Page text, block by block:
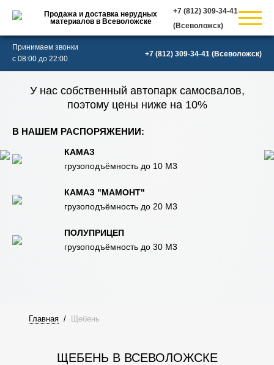
Продажа и доставка нерудных
материалов в Всеволожске
(Всеволожск)
Принимаем звонки
с 08:00 до 22:00
(Всеволожск)
В НАШЕМ РАСПОРЯЖЕНИИ:
КАМАЗ
грузоподъёмность до 10 М3
КАМАЗ "МАМОНТ"
грузоподъёмность до 20 М3
ПОЛУПРИЦЕП
грузоподъёмность до 30 М3
У нас собственный автопарк самосвалов,
поэтому цены ниже на 10%
Главная / Щебень
ЩЕБЕНЬ В ВСЕВОЛОЖСКЕ